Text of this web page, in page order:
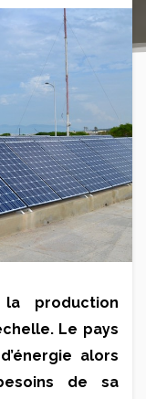
production
Le pays
alors
de sa